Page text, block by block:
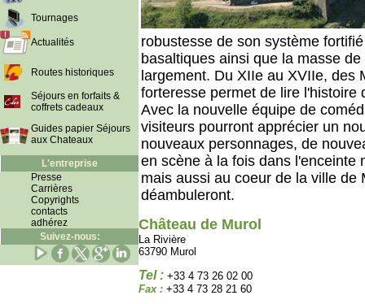
Tournages
Actualités
Routes historiques
Séjours en forfaits &
coffrets cadeaux
Guides papier Séjours
aux Chateaux
L'entreprise
Presse
Carrières
Copyrights
contacts
adhérez
Suivez-nous:
robustesse de son système
basaltiques ainsi que la masse
largement. Du XIIe au XVIIe, des
forteresse permet de lire l'histoire
Avec la nouvelle équipe de
visiteurs pourront apprécier un
nouveaux personnages, de
en scène à la fois dans l'enceinte
mais aussi au coeur de la ville de
déambuleront.
Château de Murol
La Rivière
63790 Murol
Tel : +33 4 73 26 02 00
Fax : +33 4 73 28 21 60